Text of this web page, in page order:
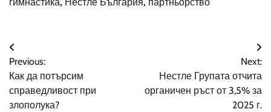
Навигация
Previous:
Как да потърсим
справедливост при
злополука?
Next:
Нестле Групата отчита
органичен ръст от 3,5% за
2025 г.